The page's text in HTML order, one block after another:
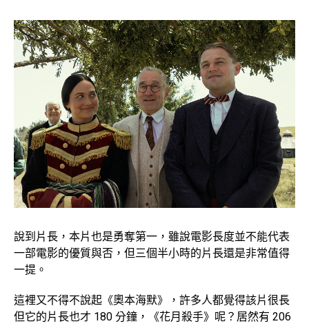
說到片長，本片也是勇奪第一，雖說電影長度並不能代表
一部電影的優質與否，但三個半小時的片長還是非常值得
一提。
這裡又不得不說起《奧本海默》，許多人都覺得該片很長
但它的片長也才 180 分鐘，《花月殺手》呢？居然有 206